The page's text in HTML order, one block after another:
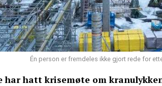
Én person er fremdeles ikke gjort rede for
har hatt krisemøte om